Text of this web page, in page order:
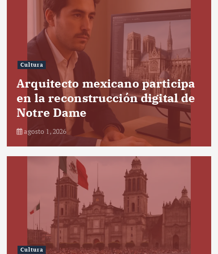
Cultura
Arquitecto mexicano participa
en la reconstrucción digital de
Notre Dame
agosto 1, 2026
Cultura